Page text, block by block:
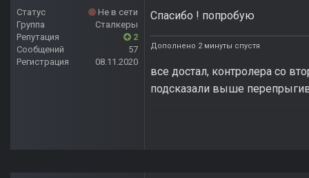
Статус
Не в сети
Группа
Сталкеры
Репутация
2
Сообщений
57
Регистрация
08.11.2020
Спасибо ! попробую
Дополнено 2 минуты спустя
все достал, контролера со
подсказали выше